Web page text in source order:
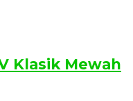
Klasik Mewah